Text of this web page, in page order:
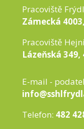
Pracoviště
Zámecká
Pracoviště
Lázeňská
E-mail -
Telefon: 482